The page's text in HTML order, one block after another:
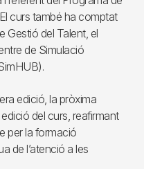
curs també ha comptat
Gestió del Talent, el
de Simulació
edició, la pròxima
del curs, reafirmant
per la formació
de l’atenció a les